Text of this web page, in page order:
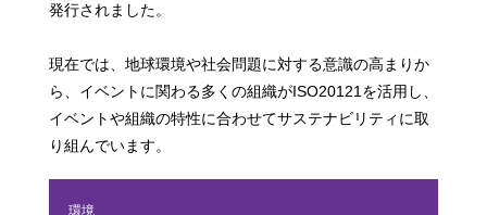
発行されました。
現在では、地球環境や社会問題に対する意識の高まりか
ら、イベントに関わる多くの組織がISO20121を活用し、
イベントや組織の特性に合わせてサステナビリティに取
り組んでいます。
環境